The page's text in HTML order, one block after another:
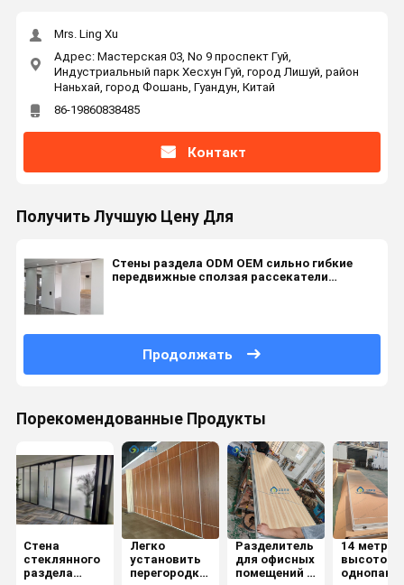
Mrs. Ling Xu
Адрес: Мастерская 03, No 9 проспект Гуй,
Индустриальный парк Хесхун Гуй, город Лишуй, район
Наньхай, город Фошань, Гуандун, Китай
86-19860838485
Контакт
Получить Лучшую Цену Для
Стены раздела ODM OEM сильно гибкие
передвижные сползая рассекатели
Продолжать
Порекомендованные Продукты
Стена
стеклянного
раздела
Легко
установить
перегородку
Разделитель
для офисных
помещений с
14 метров
высотой